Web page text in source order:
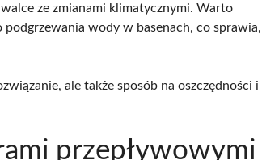
ze zmianami klimatycznymi. Warto
wody w basenach, co sprawia,
ale także sposób na oszczędności i
przepływowymi